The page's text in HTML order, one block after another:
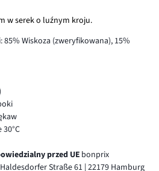
w serek o luźnym kroju.
85% Wiskoza (zweryfikowana), 15%
przed UE bonprix
Straße 61 | 22179 Hamburg